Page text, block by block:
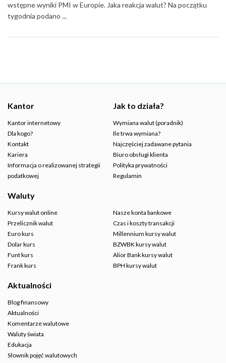
wstępne wyniki PMI w Europie. Jaka reakcja walut? Na początku
tygodnia podano ...
Kantor
Kantor internetowy
Dla kogo?
Kontakt
Kariera
Informacja o realizowanej strategii
podatkowej
Jak to działa?
Wymiana walut (poradnik)
Ile trwa wymiana?
Najczęściej zadawane pytania
Biuro obsługi klienta
Polityka prywatności
Regulamin
Waluty
Kursy walut online
Przelicznik walut
Euro kurs
Dolar kurs
Funt kurs
Frank kurs
Nasze konta bankowe
Czas i koszty transakcji
Millennium kursy walut
BZWBK kursy walut
Alior Bank kursy walut
BPH kursy walut
Aktualności
Blog finansowy
Aktualności
Komentarze walutowe
Waluty świata
Edukacja
Słownik pojęć walutowych